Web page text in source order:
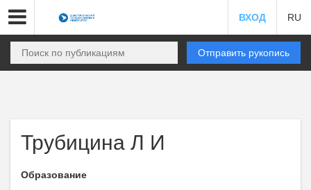
ВХОД RU
Отправить рукопись
Трубицина Л И
Образование